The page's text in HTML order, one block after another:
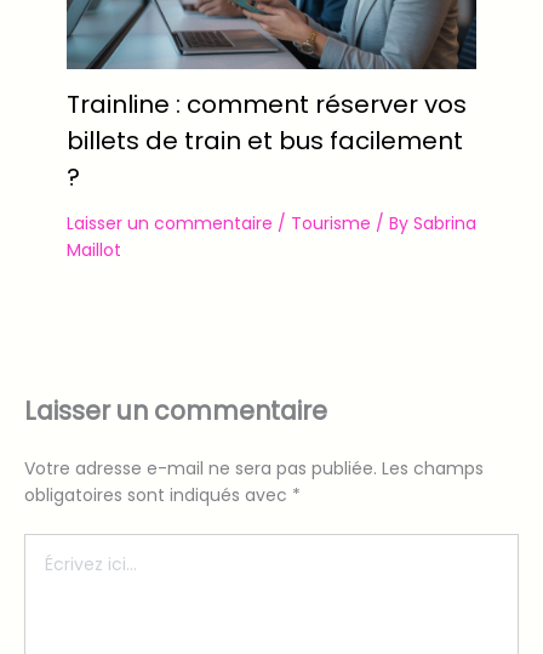
Trainline : comment réserver vos
billets de train et bus facilement
?
Laisser un commentaire / Tourisme / By Sabrina
Maillot
Laisser un commentaire
Votre adresse e-mail ne sera pas publiée. Les champs
obligatoires sont indiqués avec *
ici…